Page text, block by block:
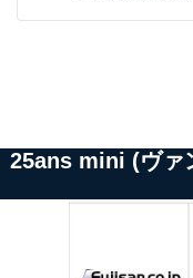
25ans mini (ヴァ